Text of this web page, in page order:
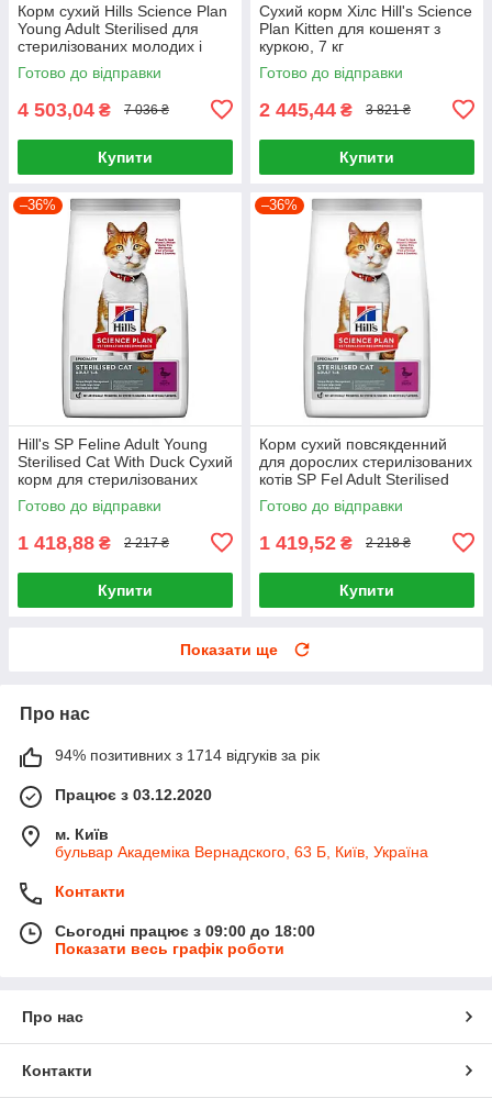
Корм сухий Hills Science Plan
Young Adult Sterilised для
стерилізованих молодих і
дорослих котів з куркою 15 кг
Готово до відправки
4 503,04 ₴ 7 036 ₴
Купити
Сухий корм Хілс Hill's Science
Plan Kitten для кошенят з
куркою, 7 кг
Готово до відправки
2 445,44 ₴ 3 821 ₴
Купити
–36%
Hill's SP Feline Adult Young
Sterilised Cat With Duck Сухий
корм для стерилізованих
котів 3кг
Готово до відправки
1 418,88 ₴ 2 217 ₴
Купити
–36%
Корм сухий повсякденний
для дорослих стерилізованих
котів SP Fel Adult Sterilised
Cat Duck 3кг, Качка
Готово до відправки
1 419,52 ₴ 2 218 ₴
Купити
Показати ще
Про нас
94% позитивних з 1714 відгуків за рік
Працює з 03.12.2020
м. Київ
бульвар Академіка Вернадского, 63 Б, Київ, Україна
Контакти
Сьогодні працює з 09:00 до 18:00
Показати весь графік роботи
Про нас
Контакти